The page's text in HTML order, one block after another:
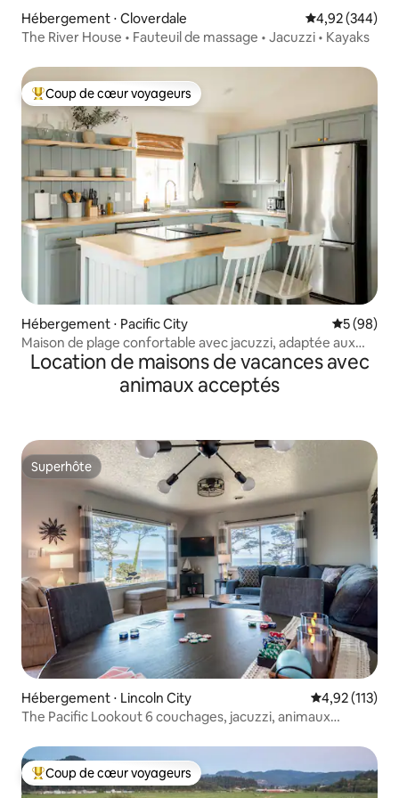
Hébergement ⋅ Cloverdale Évaluation
4,92 (344)
The River House • Fauteuil de massage • Jacuzzi • Kayaks
Coups de cœur voyageurs les plus appréciés
Coup de cœur voyageurs
Hébergement ⋅ Pacific City
5 (98)
Maison de plage confortable avec jacuzzi, adaptée aux
enfants et aux chiens
Location de maisons de vacances avec
animaux acceptés
Superhôte
Superhôte
Hébergement ⋅ Lincoln City Évaluation
4,92 (113)
The Pacific Lookout 6 couchages, jacuzzi, animaux
Coups de cœur voyageurs les plus appréciés
Coup de cœur voyageurs